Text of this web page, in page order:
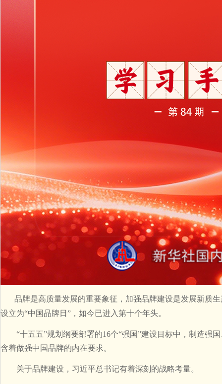
品牌是高质量发展的重要象征，加强品牌建设是发展新质
设立为“中国品牌日”，如今已进入第十个年头。
“十五五”规划纲要部署的16个“强国”建设目标中，制造强
含着做强中国品牌的内在要求。
关于品牌建设，习近平总书记有着深刻的战略考量。